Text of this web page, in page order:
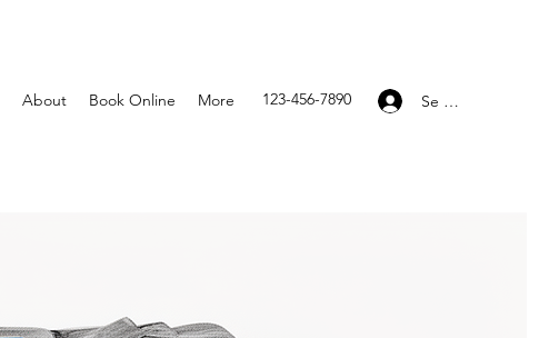
About Book Online More 123-456-7890 Se connecter